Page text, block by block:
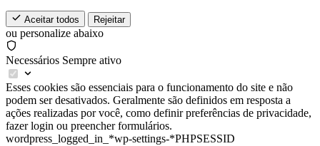
Aceitar todos Rejeitar
ou personalize abaixo
Necessários Sempre ativo
Esses cookies são essenciais para o funcionamento do site e não
podem ser desativados. Geralmente são definidos em resposta a
ações realizadas por você, como definir preferências de privacidade,
fazer login ou preencher formulários.
wordpress_logged_in_*wp-settings-*PHPSESSID